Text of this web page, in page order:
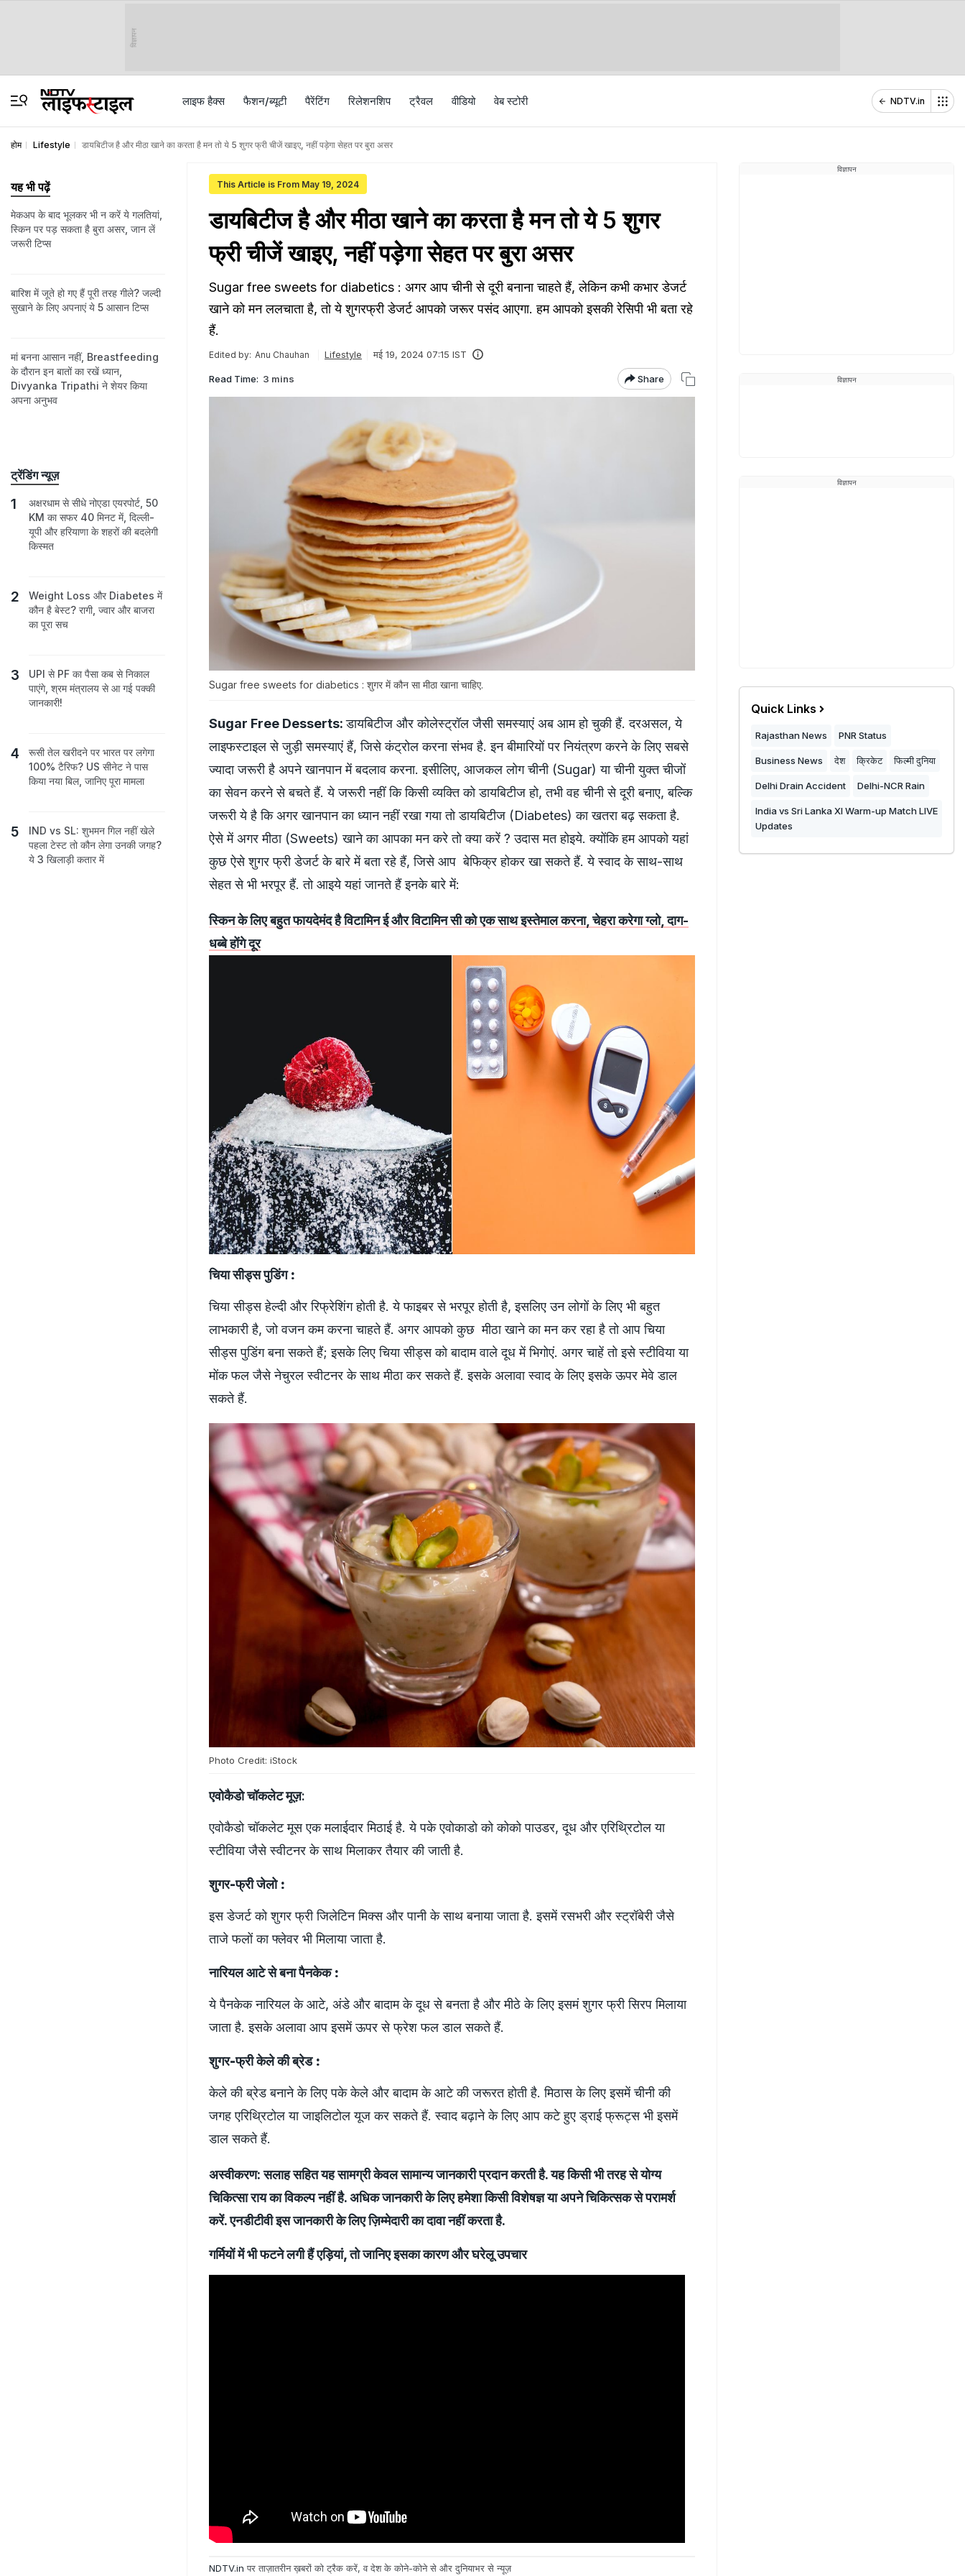
विज्ञापन
लाइफ हैक्स फैशन/ब्‍यूटी पैरेंटिंग रिलेशनशिप ट्रैवल वीड‍ियो वेब स्टोरी NDTV.in
होम Lifestyle डायबिटीज है और मीठा खाने का करता है मन तो ये 5 शुगर फ्री चीजें खाइए, नहीं पड़ेगा सेहत पर बुरा असर
This Article is From May 19, 2024
डायबिटीज है और मीठा खाने का करता है मन तो ये 5 शुगर
फ्री चीजें खाइए, नहीं पड़ेगा सेहत पर बुरा असर
Sugar free sweets for diabetics : अगर आप चीनी से दूरी बनाना चाहते हैं, लेकिन कभी कभार डेजर्ट
खाने को मन ललचाता है, तो ये शुगरफ्री डेजर्ट आपको जरूर पसंद आएगा. हम आपको इसकी रेसिपी भी बता रहे
हैं.
Edited by: Anu Chauhan Lifestyle मई 19, 2024 07:15 IST
Read Time: 3 mins Share
Sugar free sweets for diabetics : शुगर में कौन सा मीठा खाना चाहिए.
Sugar Free Desserts:डायबिटीज और कोलेस्‍ट्रॉल जैसी समस्‍याएं अब आम हो चुकी हैं. दरअसल, ये
लाइफस्‍टाइल से जुड़ी समस्‍याएं हैं, जिसे कंट्रोल करना संभव है. इन बीमारियों पर नियंत्रण करने के लिए सबसे
ज्‍यादा जरूरी है अपने खानपान में बदलाव करना. इसीलिए, आजकल लोग चीनी (Sugar) या चीनी युक्‍त चीजों
का सेवन करने से बचते हैं. ये जरूरी नहीं कि किसी व्‍यक्‍त‍ि को डायबिटीज हो, तभी वह चीनी से दूरी बनाए, बल्‍क‍ि
जरूरी ये है कि अगर खानपान का ध्‍यान नहीं रखा गया तो डायबिटीज (Diabetes) का खतरा बढ़ सकता है.
ऐसे में अगर मीठा (Sweets) खाने का आपका मन करे तो क्‍या करें ? उदास मत होइये. क्‍योंकि हम आपको यहां
कुछ ऐसे शुगर फ्री डेजर्ट के बारे में बता रहे हैं, जिसे आप बेफिक्र होकर खा सकते हैं. ये स्‍वाद के साथ-साथ
सेहत से भी भरपूर हैं. तो आइये यहां जानते हैं इनके बारे में:
स्किन के लिए बहुत फायदेमंद है विटामिन ई और विटामिन सी को एक साथ इस्तेमाल करना, चेहरा करेगा ग्लो, दाग-
धब्बे होंगे दूर
चिया सीड्स पुडिंग :
चिया सीड्स हेल्‍दी और रिफ्रेशिंग होती है. ये फाइबर से भरपूर होती है, इसलिए उन लोगों के लिए भी बहुत
लाभकारी है, जो वजन कम करना चाहते हैं. अगर आपको कुछ मीठा खाने का मन कर रहा है तो आप चिया
सीड्स पुडिंग बना सकते हैं; इसके लिए चिया सीड्स को बादाम वाले दूध में भिगोएं. अगर चाहें तो इसे स्टीविया या
मोंक फल जैसे नेचुरल स्‍वीटनर के साथ मीठा कर सकते हैं. इसके अलावा स्वाद के लिए इसके ऊपर मेवे डाल
सकते हैं.
Photo Credit: iStock
एवोकैडो चॉकलेट मूज़:
एवोकैडो चॉकलेट मूस एक मलाईदार मिठाई है. ये पके एवोकाडो को कोको पाउडर, दूध और एरिथ्रिटोल या
स्टीविया जैसे स्वीटनर के साथ मिलाकर तैयार की जाती है.
शुगर-फ्री जेलो :
इस डेजर्ट को शुगर फ्री जिलेटिन मिक्‍स और पानी के साथ बनाया जाता है. इसमें रसभरी और स्ट्रॉबेरी जैसे
ताजे फलों का फ्लेवर भी मिलाया जाता है.
नारियल आटे से बना पैनकेक :
ये पैनकेक नारियल के आटे, अंडे और बादाम के दूध से बनता है और मीठे के लि‍ए इसमं शुगर फ्री सिरप मिलाया
जाता है. इसके अलावा आप इसमें ऊपर से फ्रेश फल डाल सकते हैं.
शुगर-फ्री केले की ब्रेड :
केले की ब्रेड बनाने के लिए पके केले और बादाम के आटे की जरूरत होती है. मिठास के लिए इसमें चीनी की
जगह एरिथ्रिटोल या जाइलिटोल यूज कर सकते हैं. स्‍वाद बढ़ाने के लिए आप कटे हुए ड्राई फ्रूट्स भी इसमें
डाल सकते हैं.
अस्वीकरण: सलाह सहित यह सामग्री केवल सामान्य जानकारी प्रदान करती है. यह किसी भी तरह से योग्य
चिकित्सा राय का विकल्प नहीं है. अधिक जानकारी के लिए हमेशा किसी विशेषज्ञ या अपने चिकित्सक से परामर्श
करें. एनडीटीवी इस जानकारी के लिए ज़िम्मेदारी का दावा नहीं करता है.
गर्मियों में भी फटने लगी हैं एड़ियां, तो जानिए इसका कारण और घरेलू उपचार
NDTV.in पर ताज़ातरीन ख़बरों को ट्रैक करें, व देश के कोने-कोने से और दुनियाभर से न्यूज़
यह भी पढ़ें
मेकअप के बाद भूलकर भी न करें ये गलतियां,
स्किन पर पड़ सकता है बुरा असर, जान लें
जरूरी टिप्स
बारिश में जूते हो गए हैं पूरी तरह गीले? जल्दी
सुखाने के लिए अपनाएं ये 5 आसान टिप्स
मां बनना आसान नहीं, Breastfeeding
के दौरान इन बातों का रखें ध्यान,
Divyanka Tripathi ने शेयर किया
अपना अनुभव
ट्रेंडिंग न्यूज़
अक्षरधाम से सीधे नोएडा एयरपोर्ट, 50
KM का सफर 40 मिनट में, दिल्ली-
यूपी और हरियाणा के शहरों की बदलेगी
किस्मत
Weight Loss और Diabetes में
कौन है बेस्ट? रागी, ज्वार और बाजरा
का पूरा सच
UPI से PF का पैसा कब से निकाल
पाएंगे, श्रम मंत्रालय से आ गई पक्‍की
जानकारी!
रूसी तेल खरीदने पर भारत पर लगेगा
100% टैरिफ? US सीनेट ने पास
किया नया बिल, जानिए पूरा मामला
IND vs SL: शुभमन गिल नहीं खेले
पहला टेस्ट तो कौन लेगा उनकी जगह?
ये 3 खिलाड़ी कतार में
विज्ञापन
विज्ञापन
विज्ञापन
Quick Links
Rajasthan News PNR Status
Business News देश क्रिकेट फिल्मी दुनिया
Delhi Drain Accident Delhi-NCR Rain
India vs Sri Lanka XI Warm-up Match LIVE
Updates